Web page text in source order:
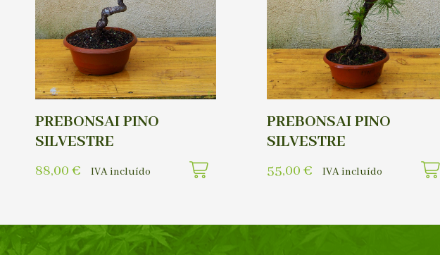
PREBONSAI PINO
SILVESTRE
88,00 € IVA incluído
PREBONSAI PINO
SILVESTRE
55,00 € IVA incluído